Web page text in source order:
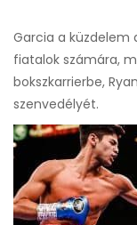
Garcia a küzdelem
fiatalok számára,
bokszkarrierbe,
szenvedélyét.